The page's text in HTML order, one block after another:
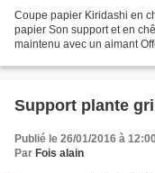
Coupe papier Kiridashi en
papier Son support et en
maintenu avec un aimant
Support plante
Publié le 26/01/2016 à
Par Fois alain